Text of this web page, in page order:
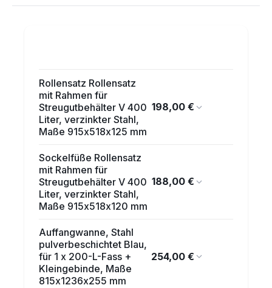
Rollensatz Rollensatz
mit Rahmen für
Streugutbehälter V 400
Liter, verzinkter Stahl,
Maße 915x518x125 mm
198,00 €
Sockelfüße Rollensatz
mit Rahmen für
Streugutbehälter V 400
Liter, verzinkter Stahl,
Maße 915x518x120 mm
188,00 €
Auffangwanne, Stahl
pulverbeschichtet Blau,
für 1 x 200-L-Fass +
Kleingebinde, Maße
815x1236x255 mm
254,00 €